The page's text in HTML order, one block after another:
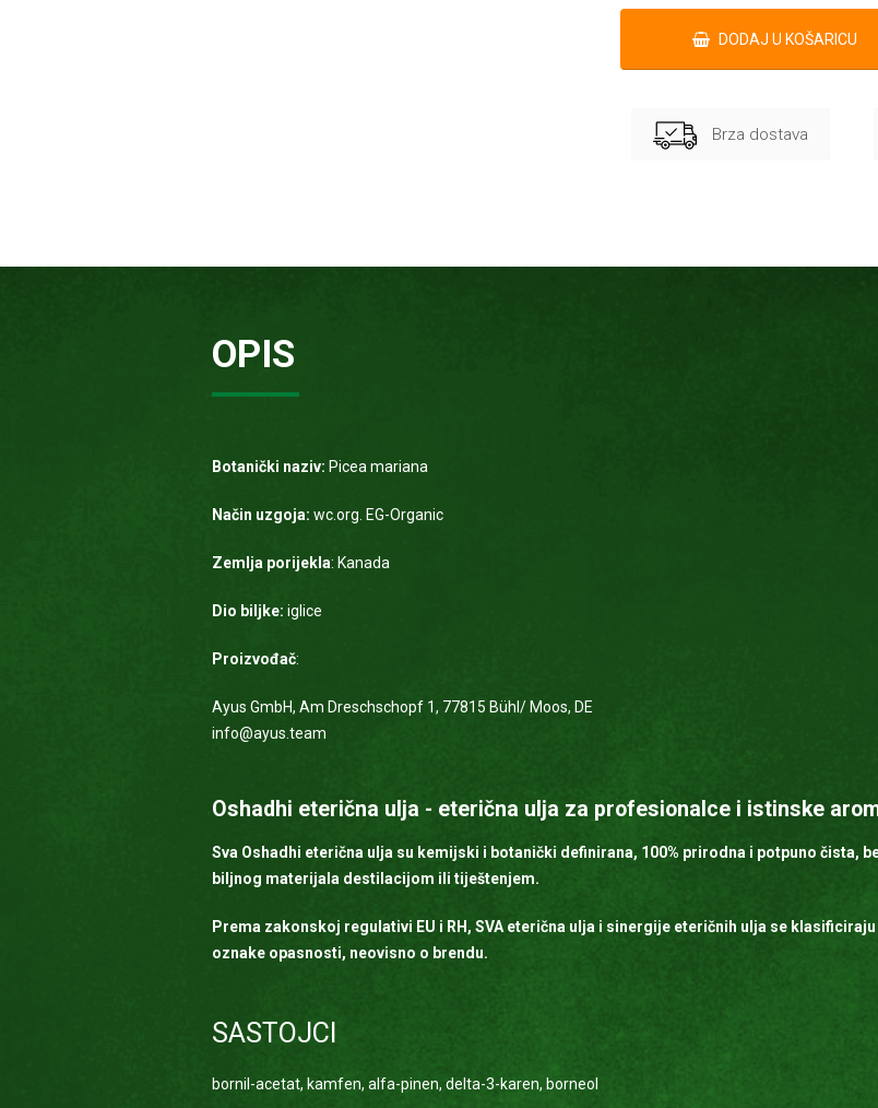
DODAJ U KOŠARICU
Brza dostava
OPIS
Botanički naziv: Picea mariana
Način uzgoja: wc.org. EG-Organic
Zemlja porijekla: Kanada
Dio biljke: iglice
Proizvođač:
Ayus GmbH, Am Dreschschopf 1, 77815 Bühl/ Moos, DE
info@ayus.team
Oshadhi eterična ulja - eterična ulja za profesionalce i istinske
Sva Oshadhi eterična ulja su kemijski i botanički definirana, 100% prirodna i potpuno čista,
biljnog materijala destilacijom ili tiještenjem.
Prema zakonskoj regulativi EU i RH, SVA eterična ulja i sinergije eteričnih ulja se
oznake opasnosti, neovisno o brendu.
SASTOJCI
bornil-acetat, kamfen, alfa-pinen, delta-3-karen, borneol